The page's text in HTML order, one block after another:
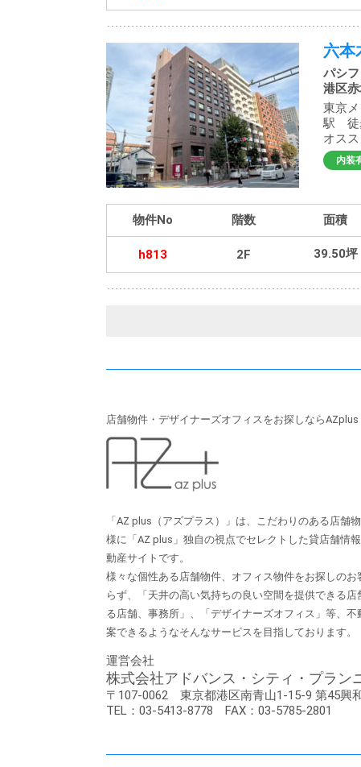
六本
パシ
港区
東京
駅 徒
オス
内装
物件No 階数 面積
h813 2F 39.50坪
店舗物件・デザイナーズオフィスをお探しならAZplus
「AZ plus（アズプラス）」は、こだわりのある店舗
様に「AZ plus」独⾃の視点でセレクトした貸店舗情
動産サイトです。
様々な個性ある店舗物件、オフィス物件をお探しの
らず、「天井の⾼い気持ちの良い空間を提供できる
る店舗、事務所」、「デザイナーズオフィス」等、
案できるようなそんなサービスを⽬指しております。
運営会社
株式会社アドバンス・シティ・プラン
〒107-0062 東京都港区南青山1-15-9 第45興
TEL：03-5413-8778 FAX：03-5785-2801